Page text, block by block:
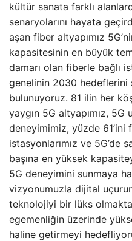
kültür sanata farklı
senaryolarını hayata
aşan fiber altyapımız
kapasitesinin en büyük
damarı olan fiberle bağlı
genelinin 2030 hedeflerini
bulunuyoruz. 81 ilin her
yaygın 5G altyapımız, 5G
deneyimimiz, yüzde 61’ini
istasyonlarımız ve 5G’de
başına en yüksek
5G deneyimini sunmaya
vizyonumuzla dijital
teknolojiyi bir lüks
egemenliğin üzerinde
haline getirmeyi